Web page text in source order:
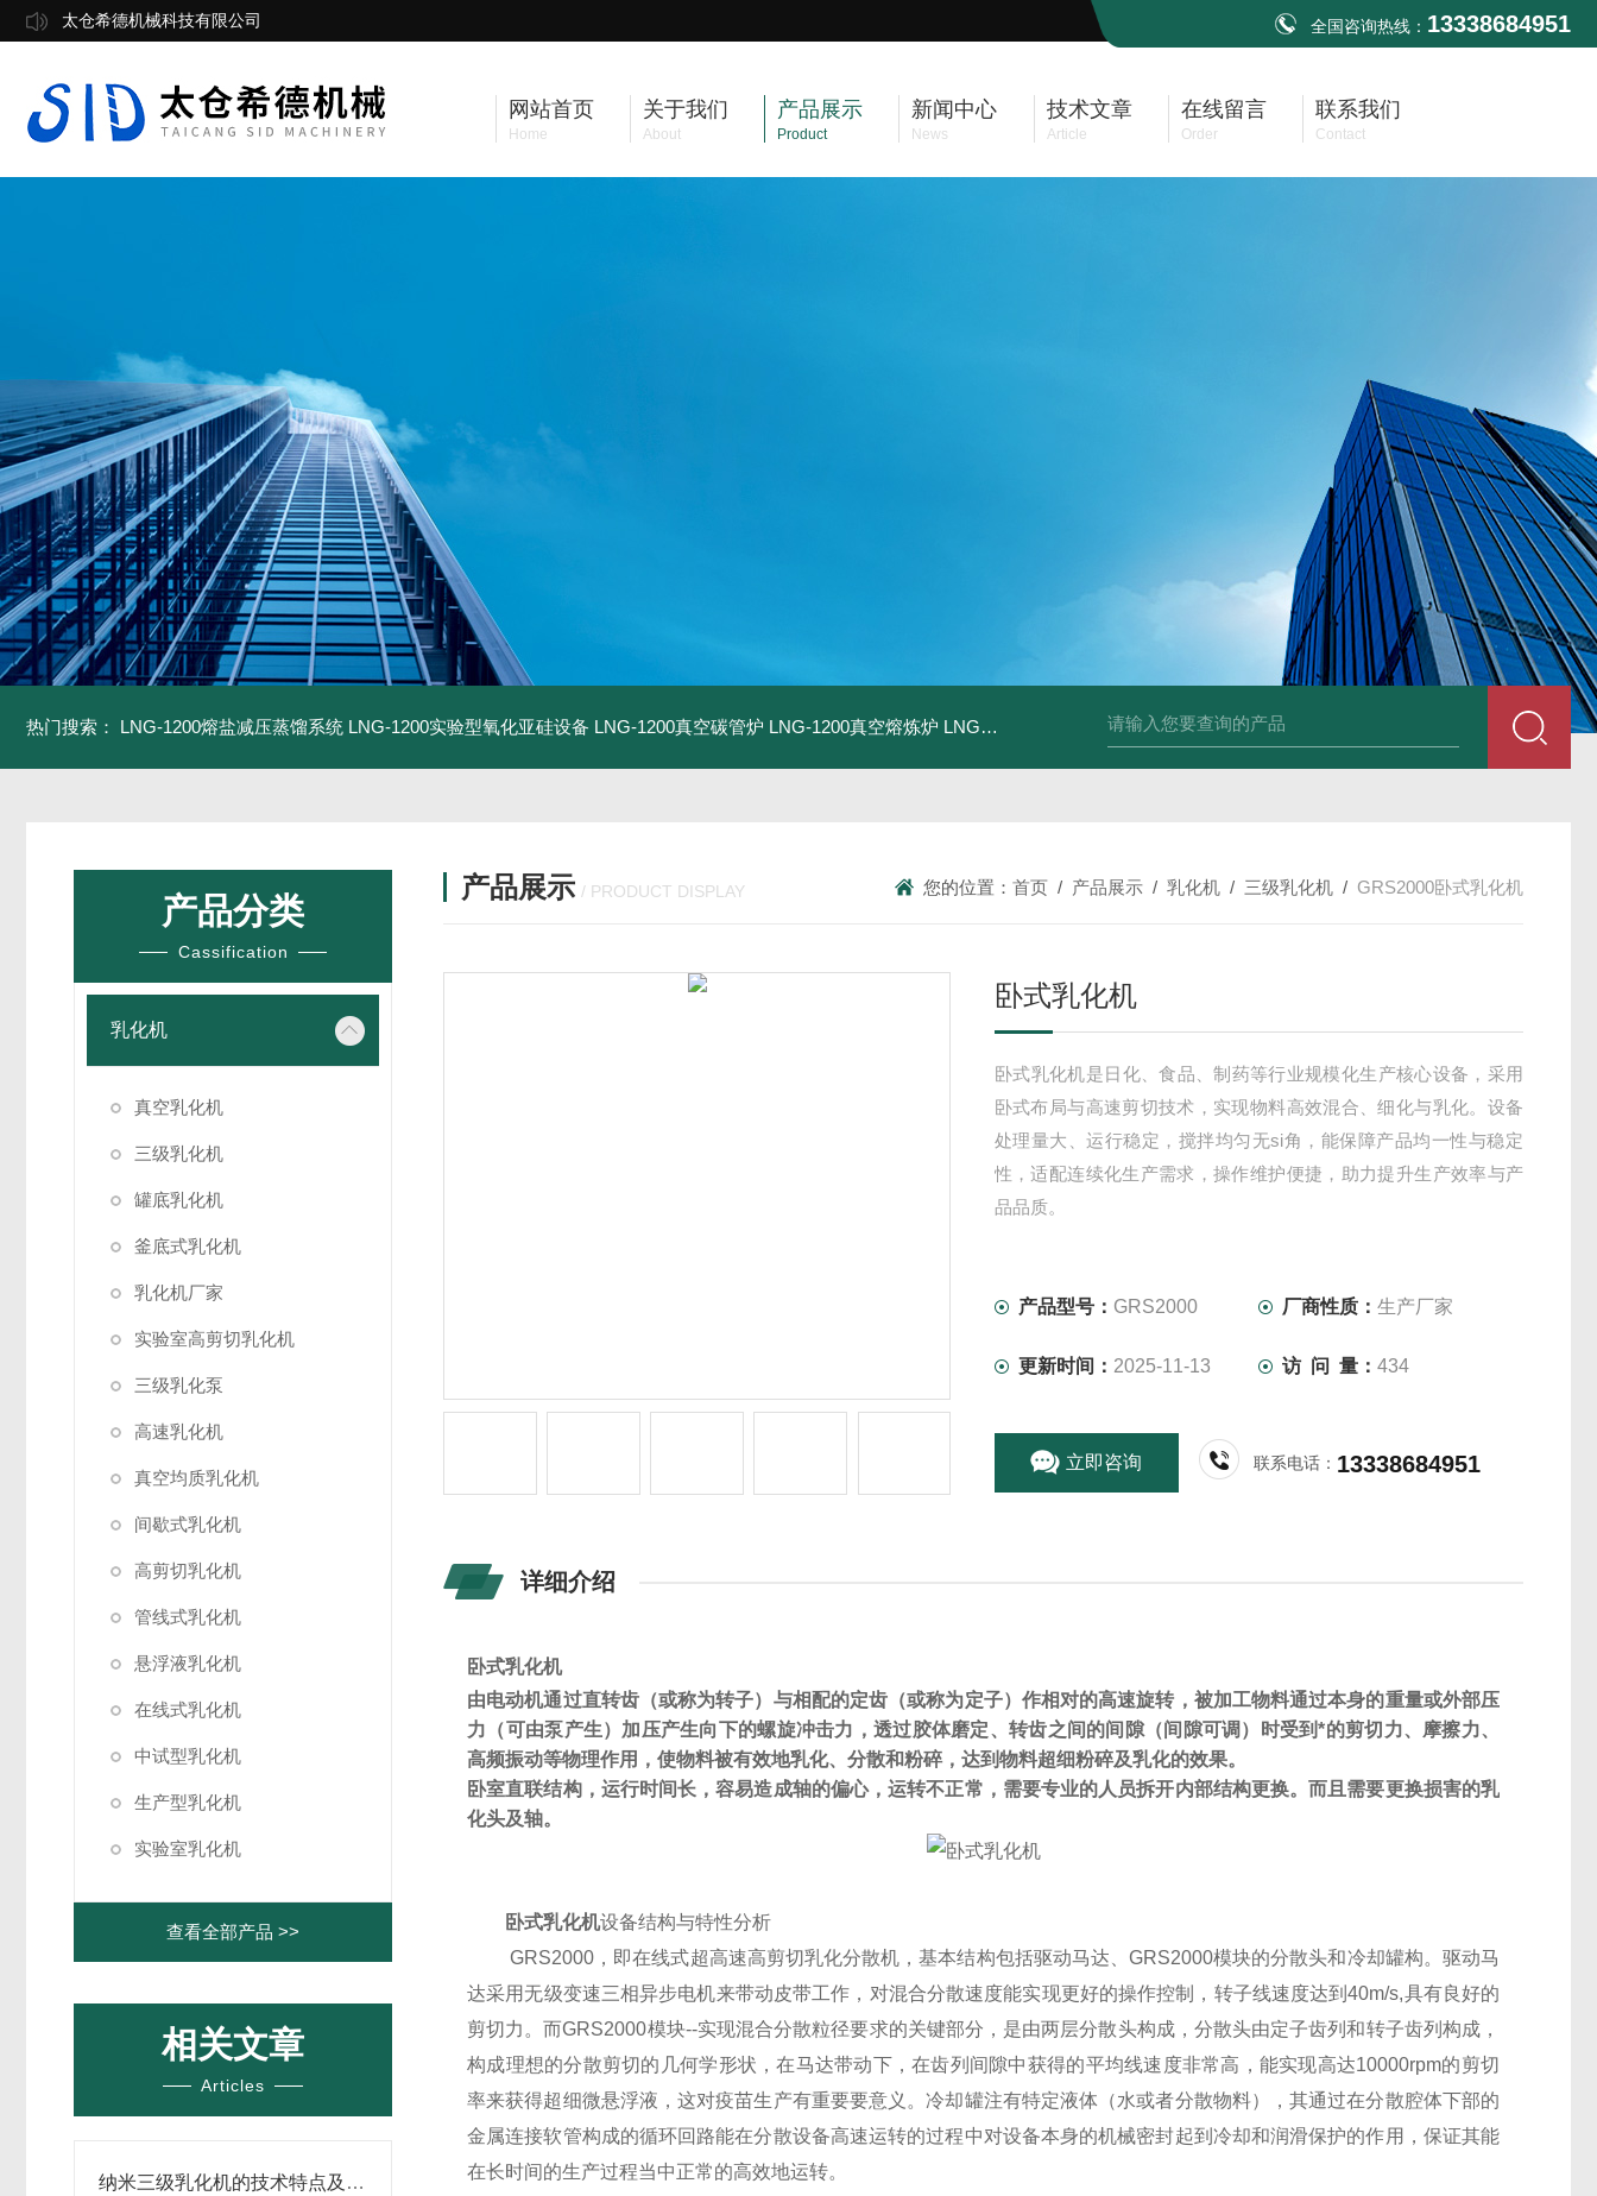
太仓希德机械科技有限公司 全国咨询热线： 13338684951
网站首页
Home
关于我们
About
产品展示
Product
新闻中心
News
技术文章
Article
在线留言
Order
联系我们
Contact
热门搜索： LNG-1200熔盐减压蒸馏系统 LNG-1200实验型氧化亚硅设备 LNG-1200真空碳管炉 LNG-1200真空熔炼炉 LNG-1200真空热压炉 LNG-1200真空钨丝炉 LNHZ-1200
产品分类
Cassification
乳化机
真空乳化机
三级乳化机
罐底乳化机
釜底式乳化机
乳化机厂家
实验室高剪切乳化机
三级乳化泵
高速乳化机
真空均质乳化机
间歇式乳化机
高剪切乳化机
管线式乳化机
悬浮液乳化机
在线式乳化机
中试型乳化机
生产型乳化机
实验室乳化机
查看全部产品 >>
相关文章
Articles
纳米三级乳化机的技术特点及应用介绍
产品展示 / PRODUCT DISPLAY 您的位置： 首页 / 产品展示 / 乳化机 / 三级乳化机 / GRS2000​卧式乳化机
​卧式乳化机
​卧式乳化机是日化、食品、制药等行业规模化生产核心设备，采用
卧式布局与高速剪切技术，实现物料高效混合、细化与乳化。设备
处理量大、运行稳定，搅拌均匀无si角，能保障产品均一性与稳定
性，适配连续化生产需求，操作维护便捷，助力提升生产效率与产
品品质。
产品型号： GRS2000 厂商性质：生产厂家
更新时间： 2025-11-13 访 问 量：434
立即咨询 联系电话： 13338684951
详细介绍
卧式乳化机
由电动机通过直转齿（或称为转子）与相配的定齿（或称为定子）作相对的高速旋转，被加工物料通过本身的重量或外部压
力（可由泵产生）加压产生向下的螺旋冲击力，透过胶体磨定、转齿之间的间隙（间隙可调）时受到*的剪切力、摩擦力、
高频振动等物理作用，使物料被有效地乳化、分散和粉碎，达到物料超细粉碎及乳化的效果。
卧室直联结构，运行时间长，容易造成轴的偏心，运转不正常，需要专业的人员拆开内部结构更换。而且需要更换损害的乳
化头及轴。
卧式乳化机设备结构与特性分析
GRS2000，即在线式超高速高剪切乳化分散机，基本结构包括驱动马达、GRS2000模块的分散头和冷却罐构。驱动马
达采用无级变速三相异步电机来带动皮带工作，对混合分散速度能实现更好的操作控制，转子线速度达到40m/s,具有良好的
剪切力。而GRS2000模块--实现混合分散粒径要求的关键部分，是由两层分散头构成，分散头由定子齿列和转子齿列构成，
构成理想的分散剪切的几何学形状，在马达带动下，在齿列间隙中获得的平均线速度非常高，能实现高达10000rpm的剪切
率来获得超细微悬浮液，这对疫苗生产有重要要意义。冷却罐注有特定液体（水或者分散物料），其通过在分散腔体下部的
金属连接软管构成的循环回路能在分散设备高速运转的过程中对设备本身的机械密封起到冷却和润滑保护的作用，保证其能
在长时间的生产过程当中正常的高效地运转。